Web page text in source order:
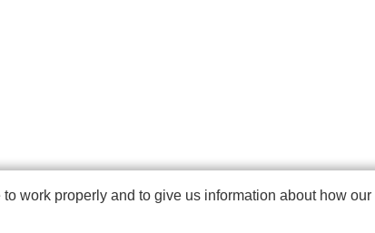
work properly and to give us information about how our